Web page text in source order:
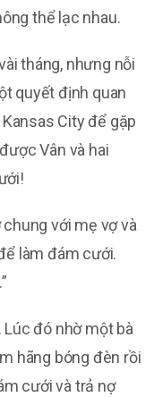
thể lạc nhau.
tháng, nhưng nỗi
quyết định quan
City để gặp
Vân và hai
chung với mẹ vợ và
làm đám cưới.
Lúc đó nhờ một bà
hãng bóng đèn rồi
cưới và trả nợ